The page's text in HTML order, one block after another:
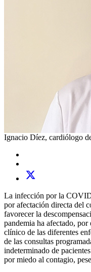
Ignacio Díez, cardiólogo
La infección por la
por afectación directa del
favorecer la
pandemia ha afectado,
clínico de las diferentes
de las consultas
indeterminado de
por miedo al contagio,